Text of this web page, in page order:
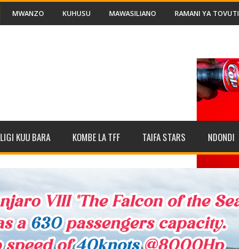
MWANZO KUHUSU MAWASILIANO RAMANI YA TOVUTI
LIGI KUU BARA KOMBE LA TFF TAIFA STARS NDONDI